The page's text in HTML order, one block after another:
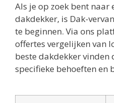
Als je op zoek bent naar
dakdekker, is Dak-
te beginnen. Via ons
offertes vergelijken van
beste dakdekker
specifieke behoeften en